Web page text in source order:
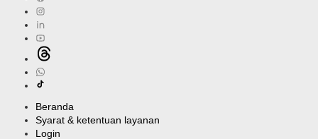
Beranda
Syarat & ketentuan layanan
Login